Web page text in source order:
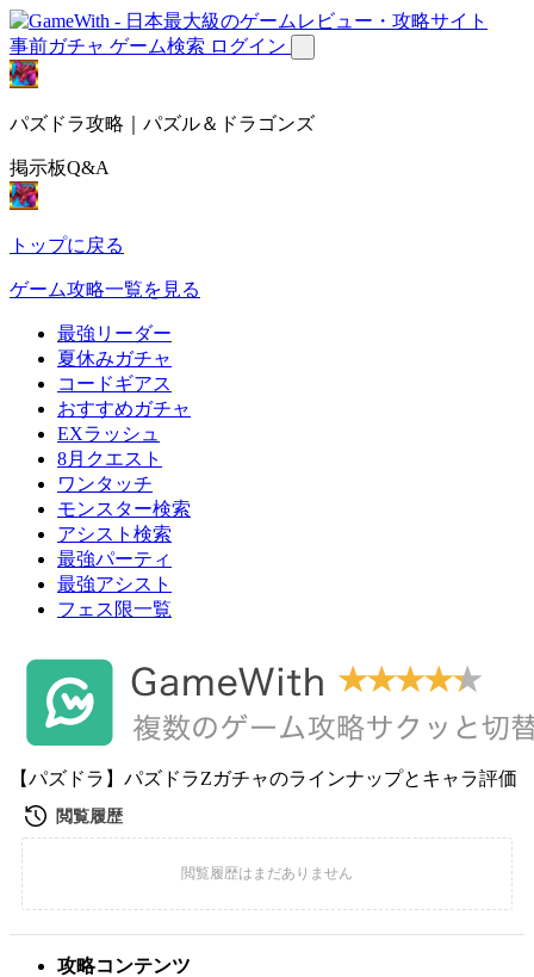
事前ガチャ ゲーム検索 ログイン
パズドラ攻略｜パズル＆ドラゴンズ
掲示板Q&A
トップに戻る
ゲーム攻略一覧を見る
最強リーダー
夏休みガチャ
コードギアス
おすすめガチャ
EXラッシュ
8月クエスト
ワンタッチ
モンスター検索
アシスト検索
最強パーティ
最強アシスト
フェス限一覧
【パズドラ】パズドラZガチャのラインナップとキャラ評価
攻略コンテンツ